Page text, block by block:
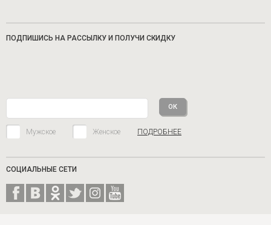
ПОДПИШИСЬ НА РАССЫЛКУ И ПОЛУЧИ СКИДКУ
Мужское Женское ПОДРОБНЕЕ
СОЦИАЛЬНЫЕ СЕТИ